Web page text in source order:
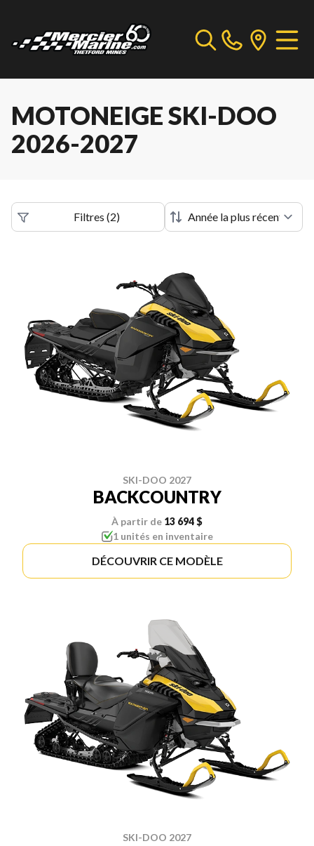
MOTONEIGE SKI-DOO
2026-2027
Filtres (2)
SKI-DOO 2027
BACKCOUNTRY
À partir de 13 694 $
1 unités en inventaire
DÉCOUVRIR CE MODÈLE
SKI-DOO 2027